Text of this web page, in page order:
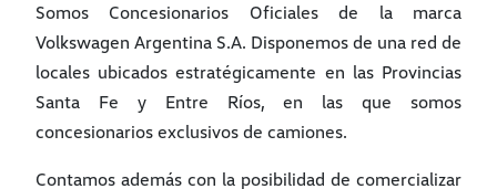
Somos Concesionarios Oficiales de la marca
Volkswagen Argentina S.A. Disponemos de una red de
locales ubicados estratégicamente en las Provincias
Santa Fe y Entre Ríos, en las que somos
concesionarios exclusivos de camiones.
Contamos además con la posibilidad de comercializar